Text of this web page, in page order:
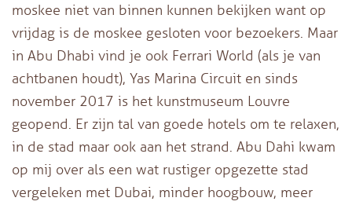
moskee niet van binnen kunnen bekijken want op
vrijdag is de moskee gesloten voor bezoekers. Maar
in Abu Dhabi vind je ook Ferrari World (als je van
achtbanen houdt), Yas Marina Circuit en sinds
november 2017 is het kunstmuseum Louvre
geopend. Er zijn tal van goede hotels om te relaxen,
in de stad maar ook aan het strand. Abu Dahi kwam
op mij over als een wat rustiger opgezette stad
vergeleken met Dubai, minder hoogbouw, meer